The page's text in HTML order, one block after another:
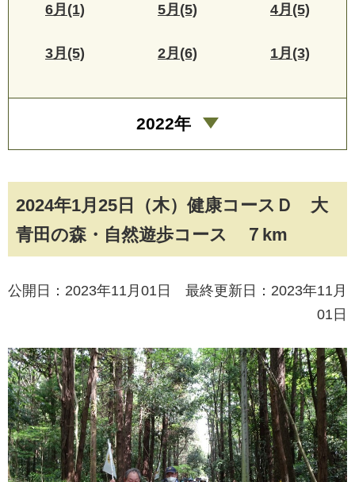
2024年1月25日（木）健康コースＤ 大
青田の森・自然遊歩コース ７km
公開日：2023年11月01日 最終更新日：2023年11月
01日
6月(1) 5月(5) 4月(5)
3月(5) 2月(6) 1月(3)
2022年